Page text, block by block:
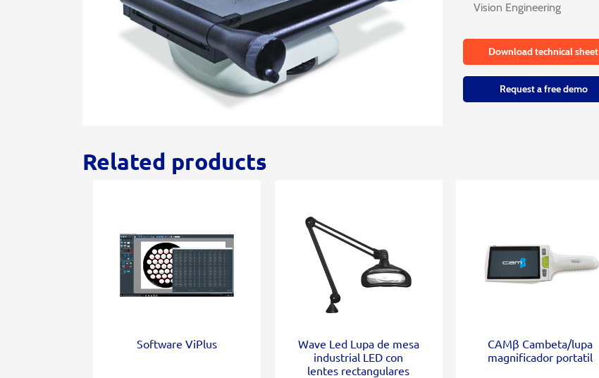
Vision Engineering
Download technical sheet
Request a free demo
Related products
Software ViPlus
Wave Led Lupa de mesa
industrial LED con
lentes rectangulares
CAMβ Cambeta/lupa
magnificador portatil